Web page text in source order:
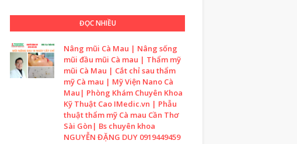
ĐỌC NHIỀU
Nâng mũi Cà Mau | Nâng sống
mũi đầu mũi Cà mau | Thẩm mỹ
mũi Cà Mau | Cắt chỉ sau thẩm
mỹ Cà mau | Mỹ Viện Nano Cà
Mau| Phòng Khám Chuyên Khoa
Kỹ Thuật Cao IMedic.vn | Phẫu
thuật thẩm mỹ Cà mau Cần Thơ
Sài Gòn| Bs chuyên khoa
NGUYỄN ĐẶNG DUY 0919449459